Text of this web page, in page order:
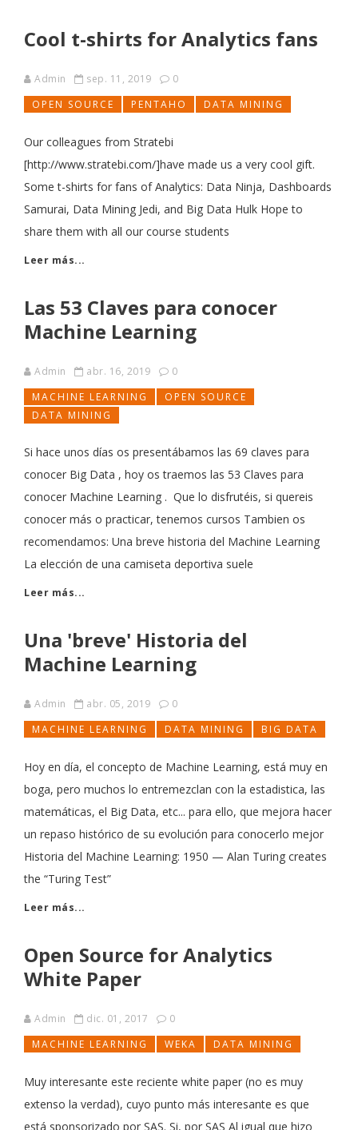
Cool t-shirts for Analytics fans
Admin sep. 11, 2019
0
OPEN SOURCE
PENTAHO DATA MINING
Our colleagues from Stratebi
[http://www.stratebi.com/]have made us a very cool gift.
Some t-shirts for fans of Analytics: Data Ninja, Dashboards
Samurai, Data Mining Jedi, and Big Data Hulk Hope to
share them with all our course students
Leer más...
Las 53 Claves para conocer
Machine Learning
Admin abr. 16, 2019
0
MACHINE LEARNING
OPEN SOURCE
DATA MINING
Si hace unos días os presentábamos las 69 claves para
conocer Big Data , hoy os traemos las 53 Claves para
conocer Machine Learning . Que lo disfrutéis, si quereis
conocer más o practicar, tenemos cursos Tambien os
recomendamos: Una breve historia del Machine Learning
La elección de una camiseta deportiva suele
Leer más...
Una 'breve' Historia del
Machine Learning
Admin abr. 05, 2019
0
MACHINE LEARNING
DATA MINING BIG DATA
Hoy en día, el concepto de Machine Learning, está muy en
boga, pero muchos lo entremezclan con la estadistica, las
matemáticas, el Big Data, etc... para ello, que mejora hacer
un repaso histórico de su evolución para conocerlo mejor
Historia del Machine Learning: 1950 — Alan Turing creates
the “Turing Test”
Leer más...
Open Source for Analytics
White Paper
Admin dic. 01, 2017
0
MACHINE LEARNING
WEKA DATA MINING
Muy interesante este reciente white paper (no es muy
extenso la verdad), cuyo punto más interesante es que
está sponsorizado por SAS. Si, por SAS Al igual que hizo